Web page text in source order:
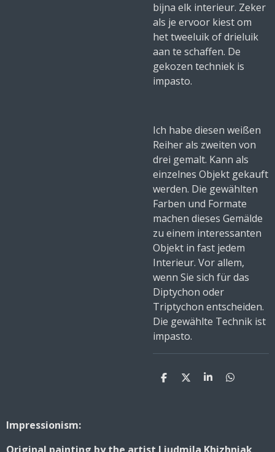
bijna elk interieur. Zeker
als je ervoor kiest om
het tweeluik of drieluik
aan te schaffen. De
gekozen techniek is
impasto.
Ich habe diesen weißen
Reiher als zweiten von
drei gemalt. Kann als
einzelnes Objekt gekauft
werden. Die gewählten
Farben und Formate
machen dieses Gemälde
zu einem interessanten
Objekt in fast jedem
Interieur. Vor allem,
wenn Sie sich für das
Diptychon oder
Triptychon entscheiden.
Die gewählte Technik ist
impasto.
S
S
S
S
Impressionism: